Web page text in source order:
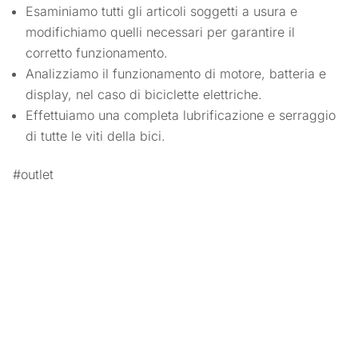
Esaminiamo tutti gli articoli soggetti a usura e
modifichiamo quelli necessari per garantire il
corretto funzionamento.
Analizziamo il funzionamento di motore, batteria e
display, nel caso di biciclette elettriche.
Effettuiamo una completa lubrificazione e serraggio
di tutte le viti della bici.
#outlet